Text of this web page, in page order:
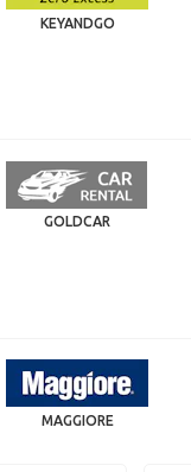
KEYANDGO
GOLDCAR
MAGGIORE